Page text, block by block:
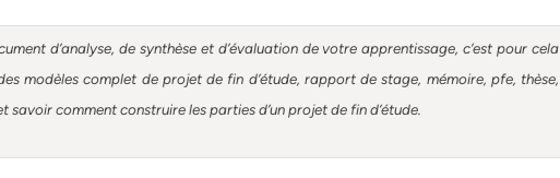
d’analyse, de synthèse et d’évaluation de votre apprentissage, c’est pour cela
modèles complet de projet de fin d’étude, rapport de stage, mémoire, pfe, thèse,
comment construire les parties d’un projet de fin d’étude.